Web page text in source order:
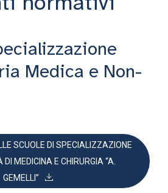
Medica e Non-
SCUOLE DI SPECIALIZZAZIONE
DI MEDICINA E CHIRURGIA “A.
GEMELLI”